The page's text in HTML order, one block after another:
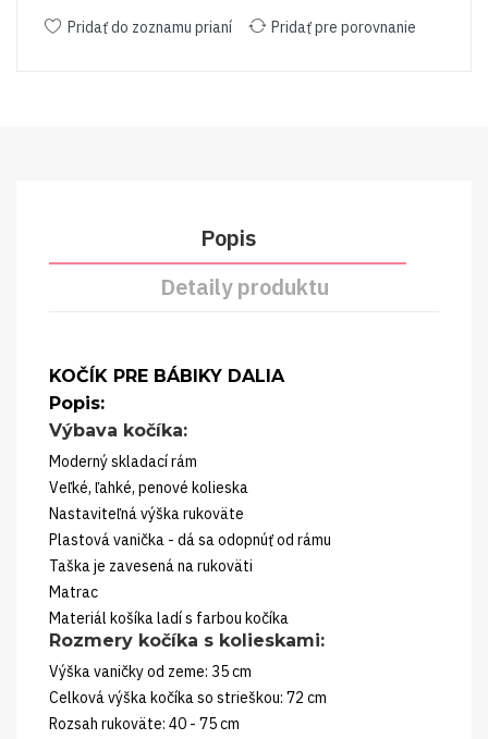
Pridať do zoznamu prianí Pridať pre porovnanie
Popis
Detaily produktu
KOČÍK PRE BÁBIKY DALIA
Popis:
Výbava kočíka:
Moderný skladací rám
Veľké, ľahké, penové kolieska
Nastaviteľná výška rukoväte
Plastová vanička - dá sa odopnúť od rámu
Taška je zavesená na rukoväti
Matrac
Materiál košíka ladí s farbou kočíka
Rozmery kočíka s kolieskami:
Výška vaničky od zeme: 35 cm
Celková výška kočíka so strieškou: 72 cm
Rozsah rukoväte: 40 - 75 cm